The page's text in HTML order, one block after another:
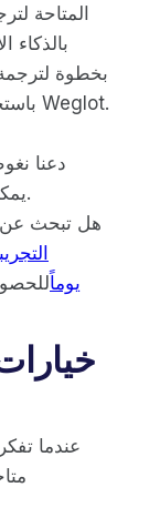
المتاحة
بخطوة
باستخدام أدوات مشهورة مثل ترجمة جوجل و Weglot.
دعنا
يمكنك جعل تواجدك على الإنترنت عالميًا حقاً.
هل تبحث عن
يوماً
عندما